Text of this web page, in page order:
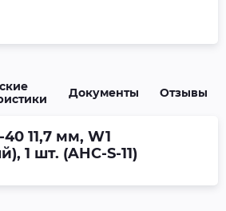
Документы Отзывы
11,7 мм, W1
1 шт. (AHC-S-11)